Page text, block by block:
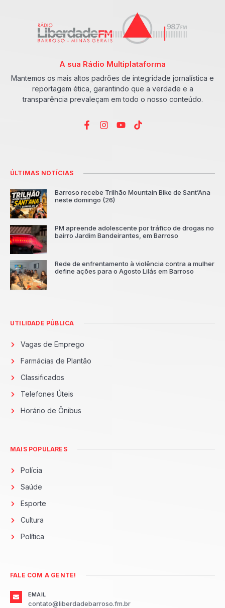
A sua Rádio Multiplataforma
Mantemos os mais altos padrões de integridade jornalística e
reportagem ética, garantindo que a verdade e a
transparência prevaleçam em todo o nosso conteúdo.
ÚLTIMAS NOTÍCIAS
Barroso recebe Trilhão Mountain Bike de Sant’Ana
neste domingo (26)
PM apreende adolescente por tráfico de drogas no
bairro Jardim Bandeirantes, em Barroso
Rede de enfrentamento à violência contra a mulher
define ações para o Agosto Lilás em Barroso
UTILIDADE PÚBLICA
Vagas de Emprego
Farmácias de Plantão
Classificados
Telefones Úteis
Horário de Ônibus
MAIS POPULARES
Polícia
Saúde
Esporte
Cultura
Política
FALE COM A GENTE!
EMAIL
contato@liberdadebarroso.fm.br